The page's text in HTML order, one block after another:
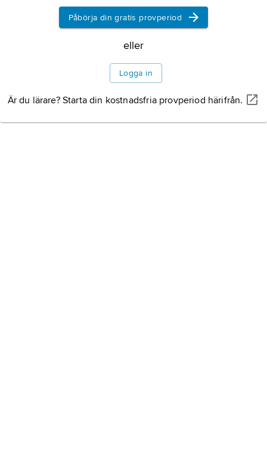
Påbörja din gratis provperiod
eller
Logga in
Är du lärare? Starta din kostnadsfria provperiod härifrån.